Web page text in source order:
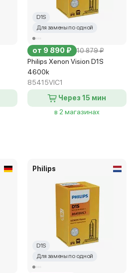
D1S
Для замены по одной
от 9 890 ₽ 10 879 ₽
Philips Xenon Vision D1S
4600k
85415VIC1
Через 15 мин
в 2 магазинах
Philips
D1S
Для замены по одной